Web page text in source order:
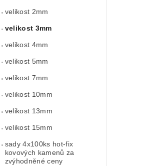
velikost 2mm
velikost 3mm
velikost 4mm
velikost 5mm
velikost 7mm
velikost 10mm
velikost 13mm
velikost 15mm
sady 4x100ks hot-fix
kovových kamenů za
zvýhodněné ceny